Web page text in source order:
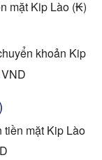
mặt Kip Lào (₭)
khoản Kip
VND
tiền mặt Kip Lào